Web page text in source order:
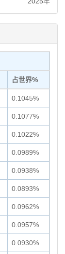
占世界%
0.1045%
0.1077%
0.1022%
0.0989%
0.0938%
0.0893%
0.0962%
0.0957%
0.0930%